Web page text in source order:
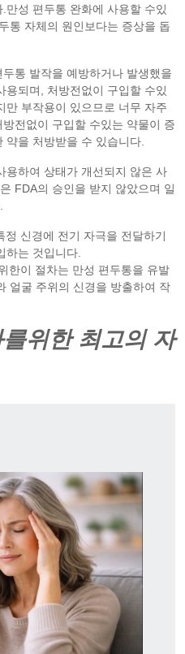
만성 편두통 완화에 사용할 수있
통 자체의 원인보다는 증상을 돕
통 발작을 예방하거나 발생했을
되며, 처방전없이 구입할 수있
만 부작용이 있으므로 너무 자주
전없이 구입할 수있는 약물이 증
을 처방받을 수 있습니다.
용하여 상태가 개선되지 않은 사
FDA의 승인을 받지 않았으며 일
정 신경에 전기 자극을 전달하기
하는 것입니다.
한이 절차는 만성 편두통을 유발
얼굴 주위의 신경을 방출하여 작
위한 최고의 자